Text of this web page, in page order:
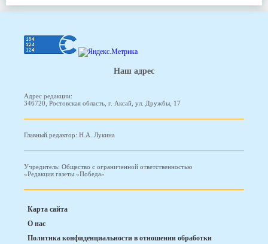
Наш адрес
Адрес редакции:
346720, Ростовская область, г. Аксай, ул. Дружбы, 17
Главный редактор: Н.А. Лукина
Учредитель: Общество с ограниченной ответственностью
«Редакция газеты «Победа»
Карта сайта
О нас
Политика конфиденциальности в отношении обработки